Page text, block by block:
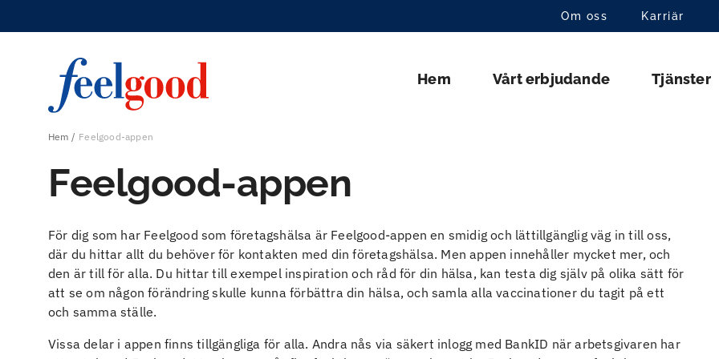
Om oss Karriär
Hem Vårt erbjudande Tjänster
Hem Feelgood-appen
Feelgood-appen
För dig som har Feelgood som företagshälsa är Feelgood-appen en smidig och lättillgänglig väg in till oss,
där du hittar allt du behöver för kontakten med din företagshälsa. Men appen innehåller mycket mer, och
den är till för alla. Du hittar till exempel inspiration och råd för din hälsa, kan testa dig själv på olika sätt för
att se om någon förändring skulle kunna förbättra din hälsa, och samla alla vaccinationer du tagit på ett
och samma ställe.
Vissa delar i appen finns tillgängliga för alla. Andra nås via säkert inlogg med BankID när arbetsgivaren har